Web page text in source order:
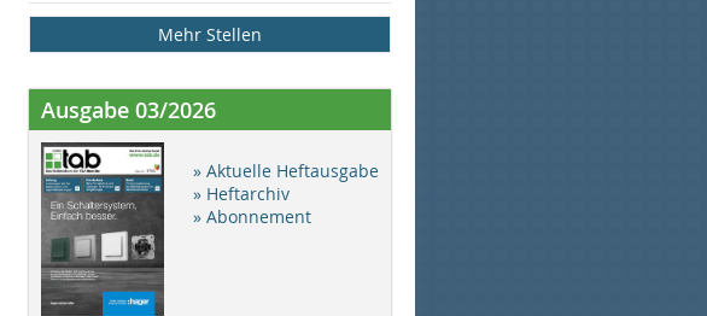
Mehr Stellen
Ausgabe 03/2026
» Aktuelle Heftausgabe
» Heftarchiv
» Abonnement